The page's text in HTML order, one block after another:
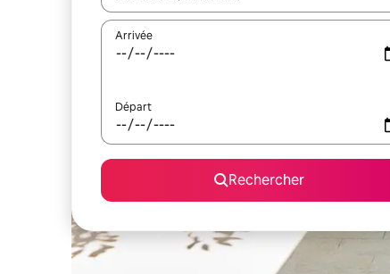
Arrivée
Départ
Rechercher